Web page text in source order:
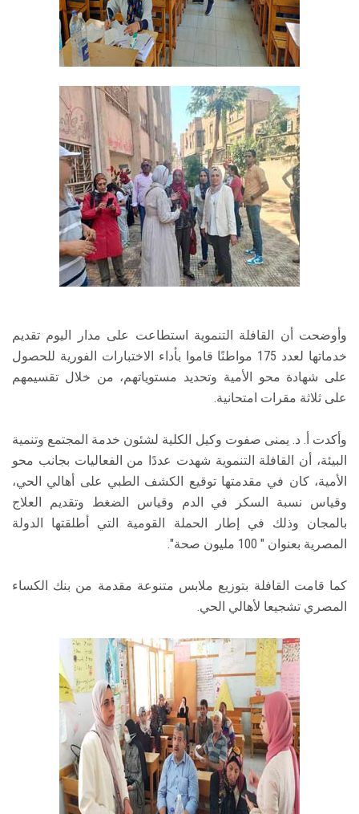
وأوضحت أن القافلة التنموية استطاعت على مدار اليوم تقديم
خدماتها لعدد 175 مواطنًا قاموا بأداء الاختبارات الفورية للحصول
على شهادة محو الأمية وتحديد مستوياتهم، من خلال تقسيمهم
على ثلاثة مقرات امتحانية.
وأكدت أ. د. يمنى صفوت وكيل الكلية لشئون خدمة المجتمع وتنمية
البيئة، أن القافلة التنموية شهدت عددًا من الفعاليات بجانب محو
الأمية، كان في مقدمتها توقيع الكشف الطبي على أهالي الحي،
وقياس نسبة السكر في الدم وقياس الضغط وتقديم العلاج
بالمجان وذلك في إطار الحملة القومية التي أطلقتها الدولة
المصرية بعنوان " 100 مليون صحة".
كما قامت القافلة بتوزيع ملابس متنوعة مقدمة من بنك الكساء
المصري تشجيعا لأهالي الحي.